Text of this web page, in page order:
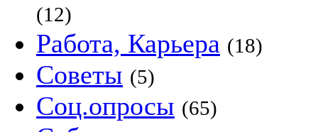
(12)
Работа, Карьера (18)
Советы (5)
Соц.опросы (65)